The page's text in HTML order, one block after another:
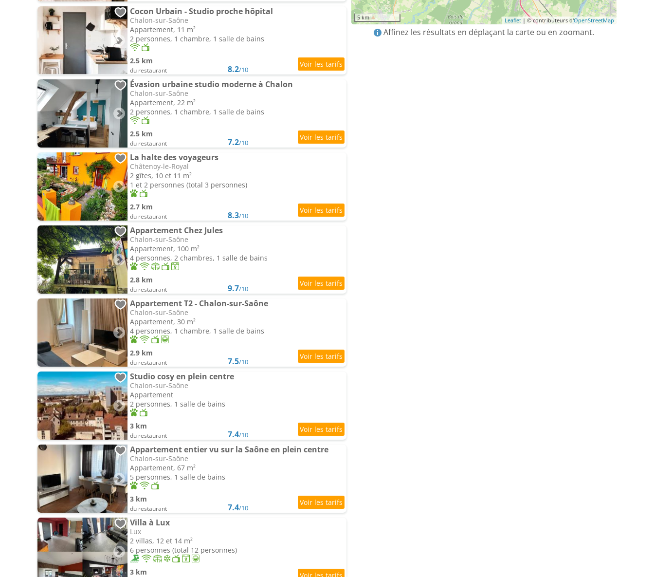
Cocon Urbain - Studio proche hôpital
Chalon-sur-Saône
Appartement, 11 m²
2 personnes, 1 chambre, 1 salle de bains
2.5 km
du restaurant 8.2/10
Évasion urbaine studio moderne à Chalon
Chalon-sur-Saône
Appartement, 22 m²
2 personnes, 1 chambre, 1 salle de bains
2.5 km
du restaurant 7.2/10
La halte des voyageurs
Châtenoy-le-Royal
2 gîtes, 10 et 11 m²
1 et 2 personnes (total 3 personnes)
2.7 km
du restaurant 8.3/10
Appartement Chez Jules
Chalon-sur-Saône
Appartement, 100 m²
4 personnes, 2 chambres, 1 salle de bains
2.8 km
du restaurant 9.7/10
Appartement T2 - Chalon-sur-Saône
Chalon-sur-Saône
Appartement, 30 m²
4 personnes, 1 chambre, 1 salle de bains
2.9 km
du restaurant 7.5/10
Studio cosy en plein centre
Chalon-sur-Saône
Appartement
2 personnes, 1 salle de bains
3 km
du restaurant 7.4/10
Appartement entier vu sur la Saône en plein centre
Chalon-sur-Saône
Appartement, 67 m²
5 personnes, 1 salle de bains
3 km
du restaurant 7.4/10
Villa à Lux
Lux
2 villas, 12 et 14 m²
6 personnes (total 12 personnes)
3 km
5 km Leaflet | © contributeurs d'OpenStreetMap
Affinez les résultats en déplaçant la carte ou en zoomant.